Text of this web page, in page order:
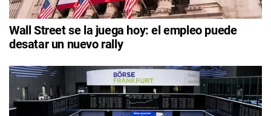
Wall Street se la juega hoy: el empleo puede
desatar un nuevo rally